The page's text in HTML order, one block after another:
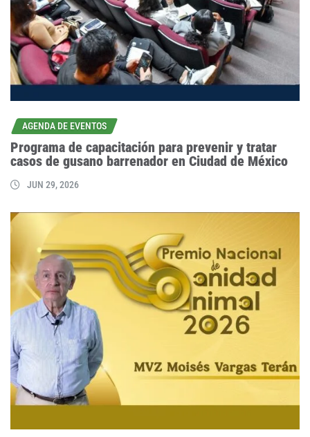
AGENDA DE EVENTOS
Programa de capacitación para prevenir y tratar
casos de gusano barrenador en Ciudad de México
JUN 29, 2026